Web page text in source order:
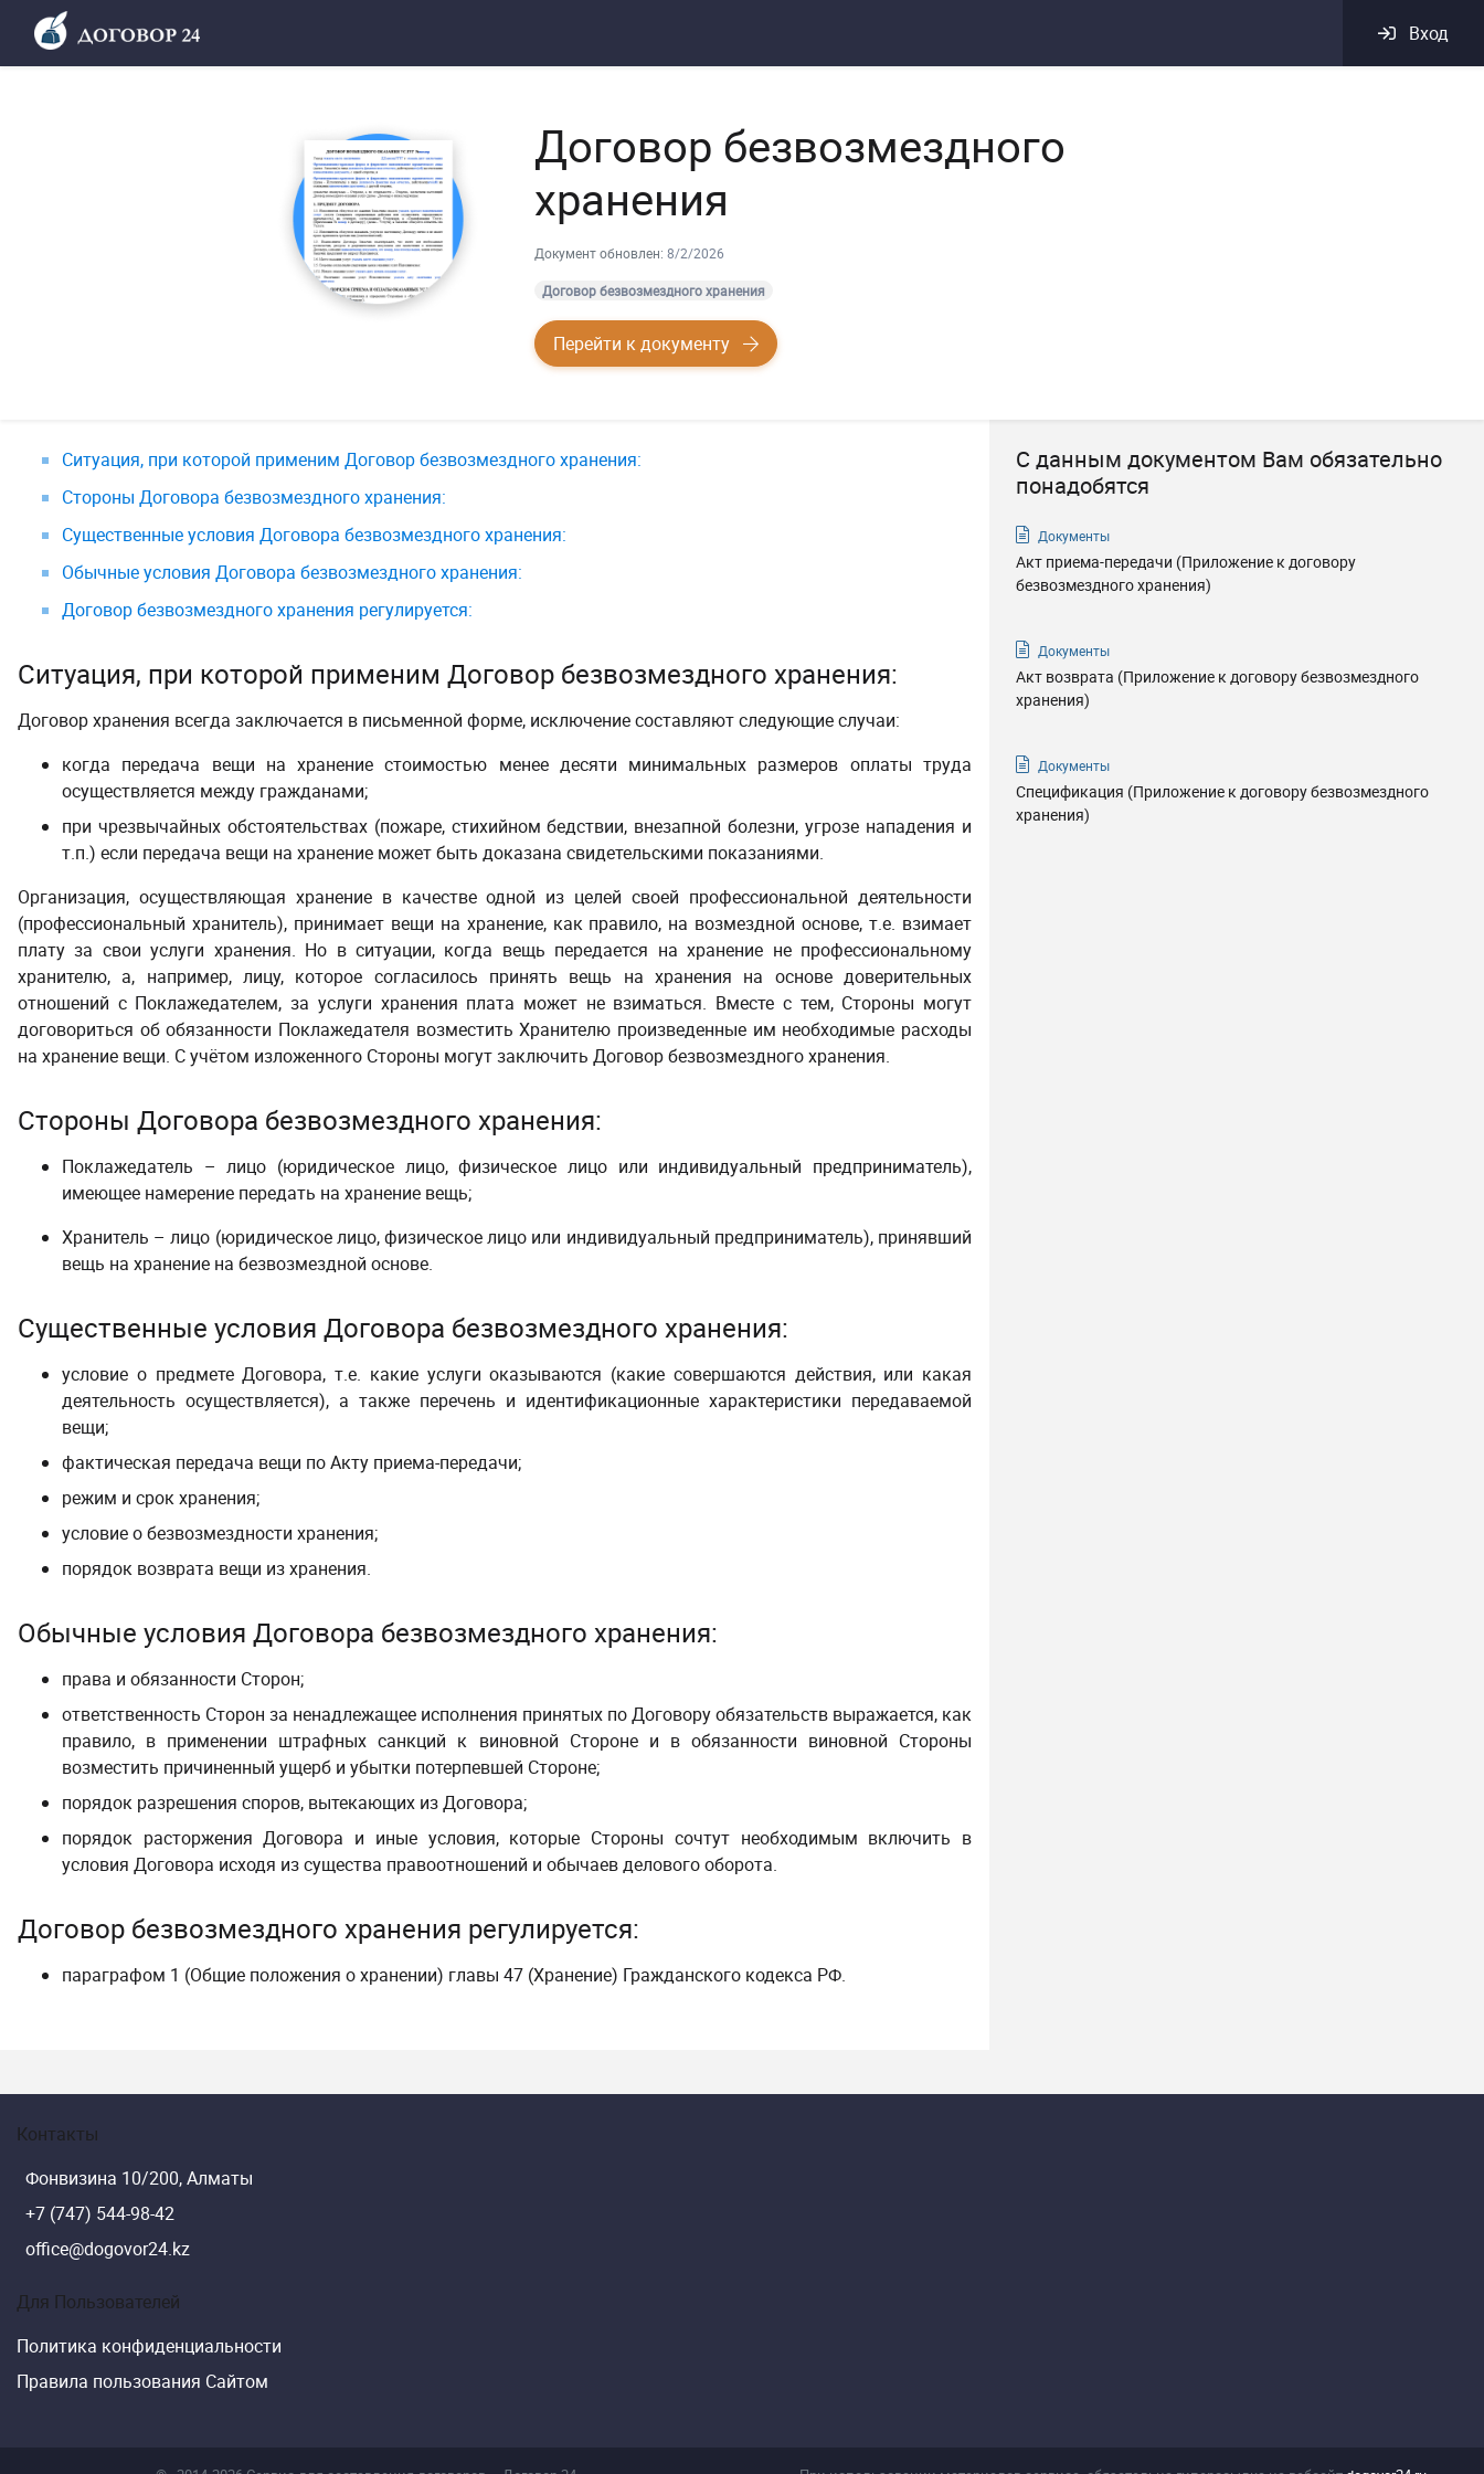
Вход
Договор безвозмездного
хранения
Документ обновлен: 8/2/2026
Договор безвозмездного хранения
Перейти к документу
Ситуация, при которой применим Договор безвозмездного хранения:
Стороны Договора безвозмездного хранения:
Существенные условия Договора безвозмездного хранения:
Обычные условия Договора безвозмездного хранения:
Договор безвозмездного хранения регулируется:
Ситуация, при которой применим Договор безвозмездного хранения:
Договор хранения всегда заключается в письменной форме, исключение составляют следующие случаи:
когда передача вещи на хранение стоимостью менее десяти минимальных размеров оплаты труда
осуществляется между гражданами;
при чрезвычайных обстоятельствах (пожаре, стихийном бедствии, внезапной болезни, угрозе нападения и
т.п.) если передача вещи на хранение может быть доказана свидетельскими показаниями.
Организация, осуществляющая хранение в качестве одной из целей своей профессиональной деятельности
(профессиональный хранитель),принимает вещи на хранение, как правило, на возмездной основе, т.е. взимает
плату за свои услуги хранения. Но в ситуации, когда вещь передается на хранение не профессиональному
хранителю, а, например, лицу, которое согласилось принять вещь на хранения на основе доверительных
отношений с Поклажедателем, за услуги хранения плата может не взиматься. Вместе с тем, Стороны могут
договориться об обязанности Поклажедателя возместить Хранителю произведенные им необходимые расходы
на хранение вещи. С учётом изложенного Стороны могут заключить Договорбезвозмездного хранения.
Стороны Договора безвозмездного хранения:
Поклажедатель – лицо (юридическое лицо, физическое лицо или индивидуальный предприниматель),
имеющее намерение передать на хранение вещь;
Хранитель – лицо (юридическое лицо, физическое лицо или индивидуальный предприниматель), принявший
вещь на хранение на безвозмездной основе.
Существенные условия Договора безвозмездного хранения:
условие о предмете Договора, т.е. какие услуги оказываются (какие совершаются действия, или какая
деятельность осуществляется), а также перечень и идентификационные характеристики передаваемой
вещи;
фактическая передача вещи по Акту приема-передачи;
режим и срок хранения;
условие о безвозмездности хранения;
порядок возврата вещи из хранения.
Обычные условия Договора безвозмездного хранения:
права и обязанности Сторон;
ответственность Сторон за ненадлежащее исполнения принятых по Договору обязательств выражается, как
правило, в применении штрафных санкций к виновной Стороне и в обязанности виновной Стороны
возместить причиненный ущерб и убытки потерпевшей Стороне;
порядок разрешения споров, вытекающих из Договора;
порядок расторжения Договора и иные условия, которые Стороны сочтут необходимым включить в
условия Договора исходя из существа правоотношений и обычаев делового оборота.
Договор безвозмездного хранения регулируется:
параграфом 1 (Общие положения о хранении) главы 47 (Хранение) Гражданского кодекса РФ.
С данным документом Вам обязательно
понадобятся
Документы
Акт приема-передачи (Приложение к договору
безвозмездного хранения)
Документы
Акт возврата (Приложение к договору безвозмездного
хранения)
Документы
Спецификация (Приложение к договору безвозмездного
хранения)
Контакты
Фонвизина 10/200, Алматы
+7 (747) 544-98-42
office@dogovor24.kz
Для Пользователей
Политика конфиденциальности
Правила пользования Сайтом